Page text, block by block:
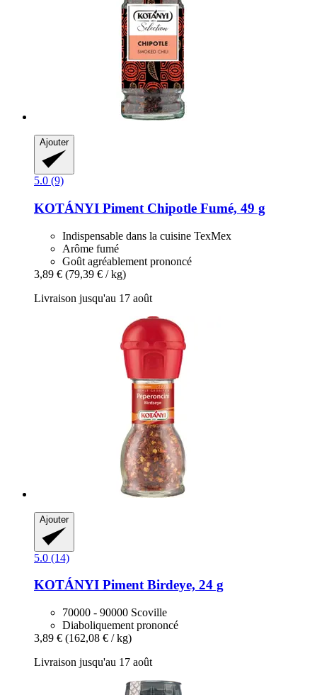
Ajouter
5.0 (9)
KOTÁNYI Piment Chipotle Fumé, 49 g
Indispensable dans la cuisine TexMex
Arôme fumé
Goût agréablement prononcé
3,89 € (79,39 € / kg)
Livraison jusqu'au 17 août
Ajouter
5.0 (14)
KOTÁNYI Piment Birdeye, 24 g
70000 - 90000 Scoville
Diaboliquement prononcé
3,89 € (162,08 € / kg)
Livraison jusqu'au 17 août